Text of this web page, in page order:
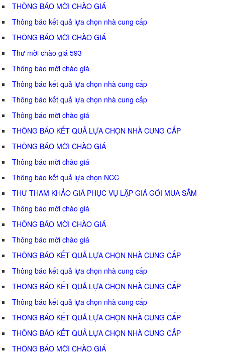
THÔNG BÁO MỜI CHÀO GIÁ
Thông báo kết quả lựa chọn nhà cung cấp
THÔNG BÁO MỜI CHÀO GIÁ
Thư mời chào giá 593
Thông báo mời chào giá
Thông báo kết quả lựa chọn nhà cung cấp
Thông báo kết quả lựa chọn nhà cung cấp
Thông báo mời chào giá
THÔNG BÁO KẾT QUẢ LỰA CHỌN NHÀ CUNG CẤP
THÔNG BÁO MỜI CHÀO GIÁ
Thông báo mời chào giá
Thông báo kết quả lựa chọn NCC
THƯ THAM KHẢO GIÁ PHỤC VỤ LẬP GIÁ GÓI MUA SẮM
Thông báo mời chào giá
THÔNG BÁO MỜI CHÀO GIÁ
Thông báo mời chào giá
THÔNG BÁO KẾT QUẢ LỰA CHỌN NHÀ CUNG CẤP
Thông báo kết quả lựa chọn nhà cung cấp
THÔNG BÁO KẾT QUẢ LỰA CHỌN NHÀ CUNG CẤP
Thông báo kết quả lựa chọn nhà cung cấp
THÔNG BÁO KẾT QUẢ LỰA CHỌN NHÀ CUNG CẤP
THÔNG BÁO KẾT QUẢ LỰA CHỌN NHÀ CUNG CẤP
THÔNG BÁO MỜI CHÀO GIÁ